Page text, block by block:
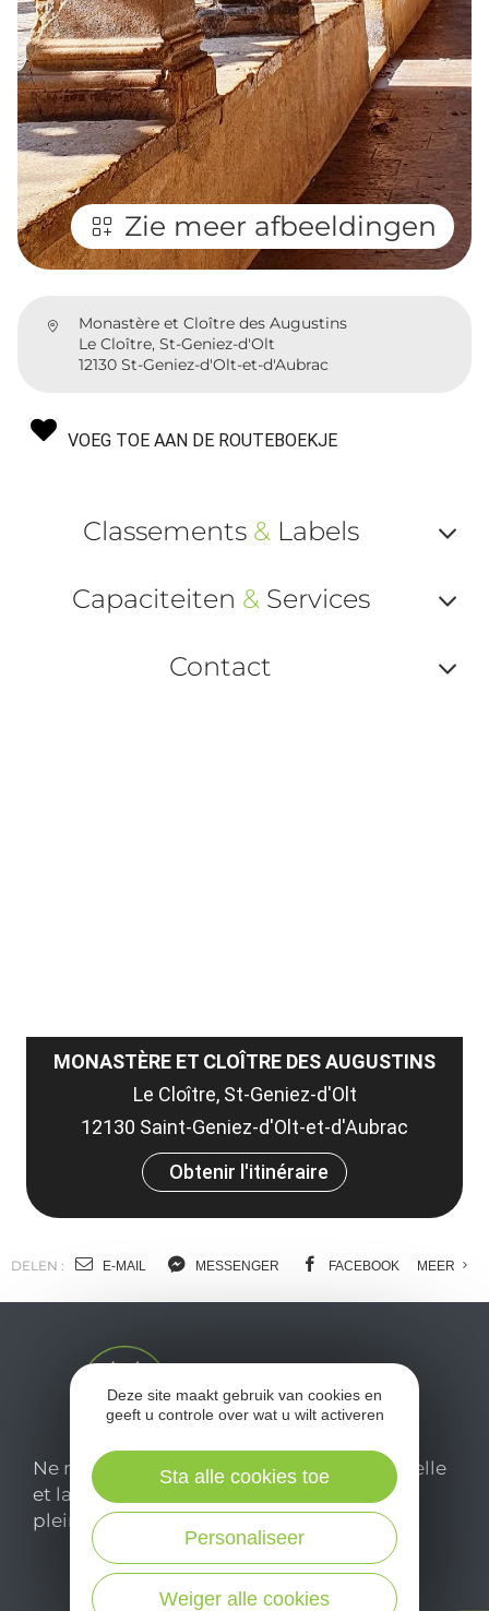
Zie meer afbeeldingen
Monastère et Cloître des Augustins
Le Cloître, St-Geniez-d'Olt
12130 St-Geniez-d'Olt-et-d'Aubrac
VOEG TOE AAN DE ROUTEBOEKJE
Classements &Labels
ou
Capaciteiten &Services
ou
Contact
MONASTÈRE ET CLOÎTRE DES AUGUSTINS
Le Cloître, St-Geniez-d'Olt
12130 Saint-Geniez-d'Olt-et-d'Aubrac
Obtenir l'itinéraire
DELEN : E-MAIL MESSENGER FACEBOOK MEER
Ne manquez pas notre newsletter mensuelle
et laissez-vous inspirer pour profiter
pleinement de votre séjour en Aveyron.
Je m'abonne ici
Deze site maakt gebruik van cookies en
geeft u controle over wat u wilt activeren
Weiger alle cookies
Personaliseer
Sta alle cookies toe